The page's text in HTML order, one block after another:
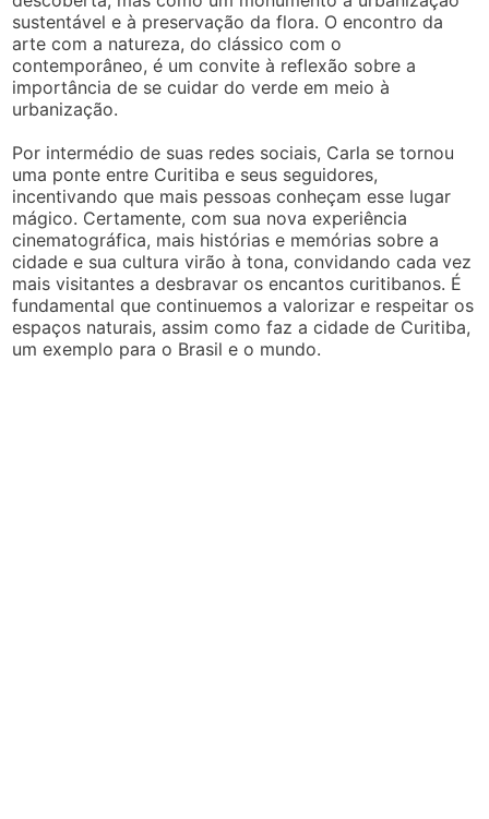
sustentável e à preservação da flora. O encontro da
arte com a natureza, do clássico com o
contemporâneo, é um convite à reflexão sobre a
importância de se cuidar do verde em meio à
urbanização.
Por intermédio de suas redes sociais, Carla se tornou
uma ponte entre Curitiba e seus seguidores,
incentivando que mais pessoas conheçam esse lugar
mágico. Certamente, com sua nova experiência
cinematográfica, mais histórias e memórias sobre a
cidade e sua cultura virão à tona, convidando cada vez
mais visitantes a desbravar os encantos curitibanos. É
fundamental que continuemos a valorizar e respeitar os
espaços naturais, assim como faz a cidade de Curitiba,
um exemplo para o Brasil e o mundo.